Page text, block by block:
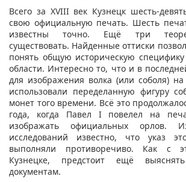
Всего за XVIII век Кузнецк шесть-
свою официальную печать. Шесть
известны точно. Ещё три
существовать. Найденные оттиски
понять общую историческую
области. Интересно то, что и в
для изображения волка (или соболя)
использовали переделанную фигуру
монет того времени. Всё это
года, когда Павел I повелел на
изображать официальных орлов.
исследований известно, что указ
выполняли противоречиво. Как с
Кузнецке, предстоит ещё
документам.